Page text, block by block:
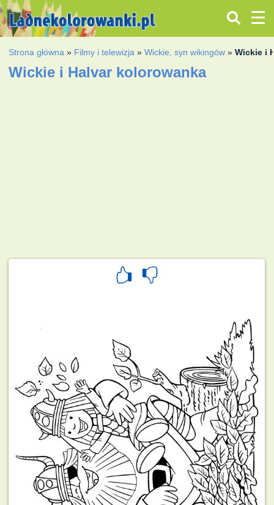
Strona główna » Filmy i telewizja »Wickie, syn wikingów »Wickie i
Wickie i Halvar kolorowanka